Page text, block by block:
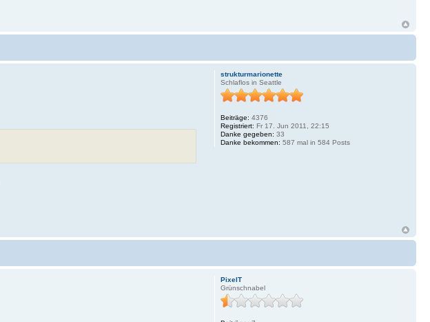
strukturmarionette
Schlaflos in Seattle
Beiträge: 4376
Registriert: Fr 17. Jun 2011, 22:15
Danke gegeben: 33
Danke bekommen: 587 mal in 584 Posts
PixelT
Grünschnabel